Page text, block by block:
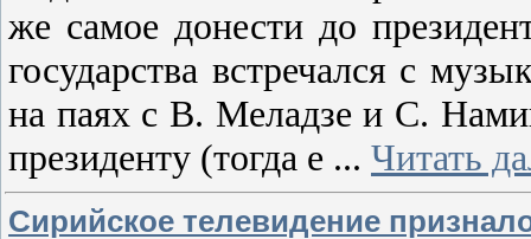
же самое донести до
государства встречался с
на паях с В. Меладзе и С.
президенту (тогда е ... Читать
Сирийское телевидение